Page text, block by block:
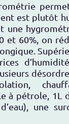
est plutôt
une
et 60%, on
à pétrole, 1L
une